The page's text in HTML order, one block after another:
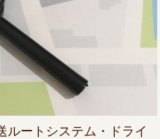
ルートシステム・ドライ